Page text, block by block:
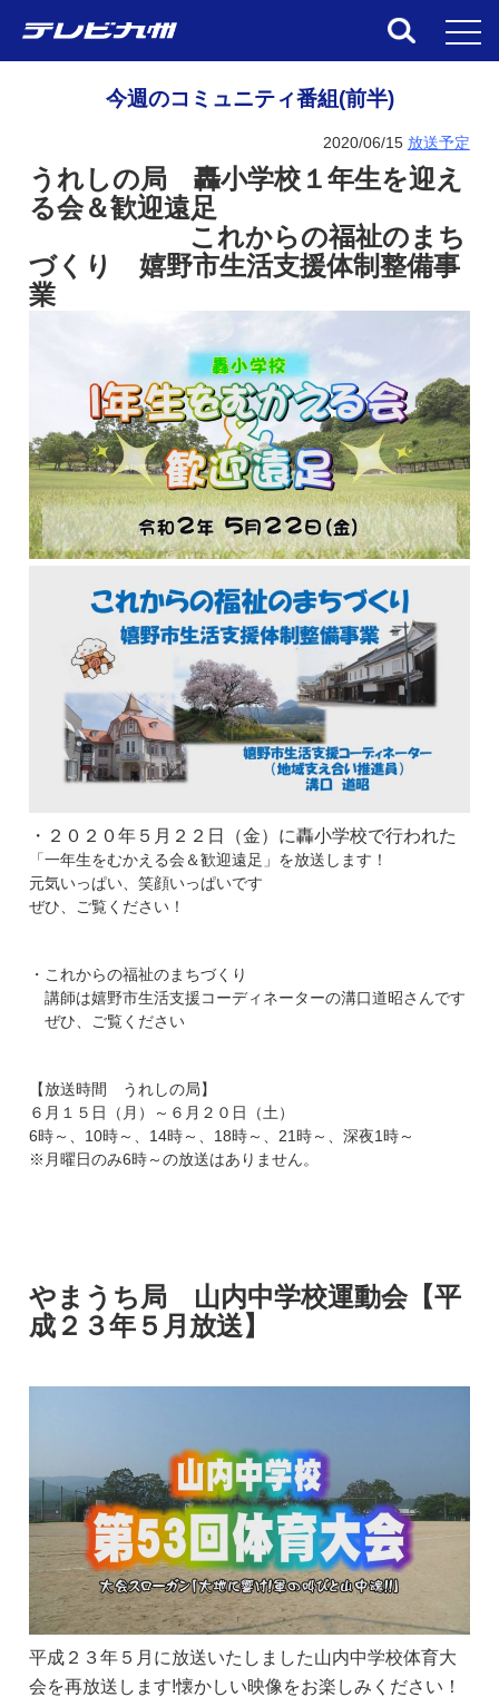
今週のコミュニティ番組(前半)
2020/06/15 放送予定
うれしの局 轟小学校１年生を迎え
る会＆歓迎遠足
これからの福祉のまち
づくり 嬉野市生活支援体制整備事
業
・２０２０年５月２２日（金）に轟小学校で行われた
「一年生をむかえる会＆歓迎遠足」を放送します！
元気いっぱい、笑顔いっぱいです
ぜひ、ご覧ください！
・これからの福祉のまちづくり
講師は嬉野市生活支援コーディネーターの溝口道昭さんです
ぜひ、ご覧ください
【放送時間 うれしの局】
６月１５日（月）～６月２０日（土）
6時～、10時～、14時～、18時～、21時～、深夜1時～
※月曜日のみ6時～の放送はありません。
やまうち 局 山内中学校運動会【平
成２３年５月放送】
平成２３年５月に放送いたしました山内中学校体育大
会を再放送します!懐かしい映像をお楽しみください！